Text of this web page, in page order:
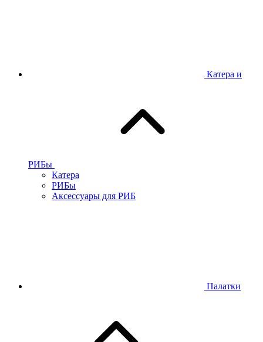
Катера и
РИБы
Катера
РИБы
Аксессуары для РИБ
Палатки